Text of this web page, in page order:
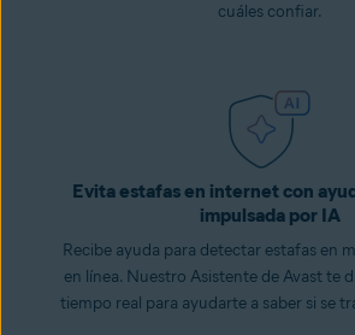
cuáles confiar.
Evita estafas en internet con
impulsada por IA
Recibe ayuda para detectar estafas en
en línea. Nuestro Asistente de Avast te
tiempo real para ayudarte a saber si se